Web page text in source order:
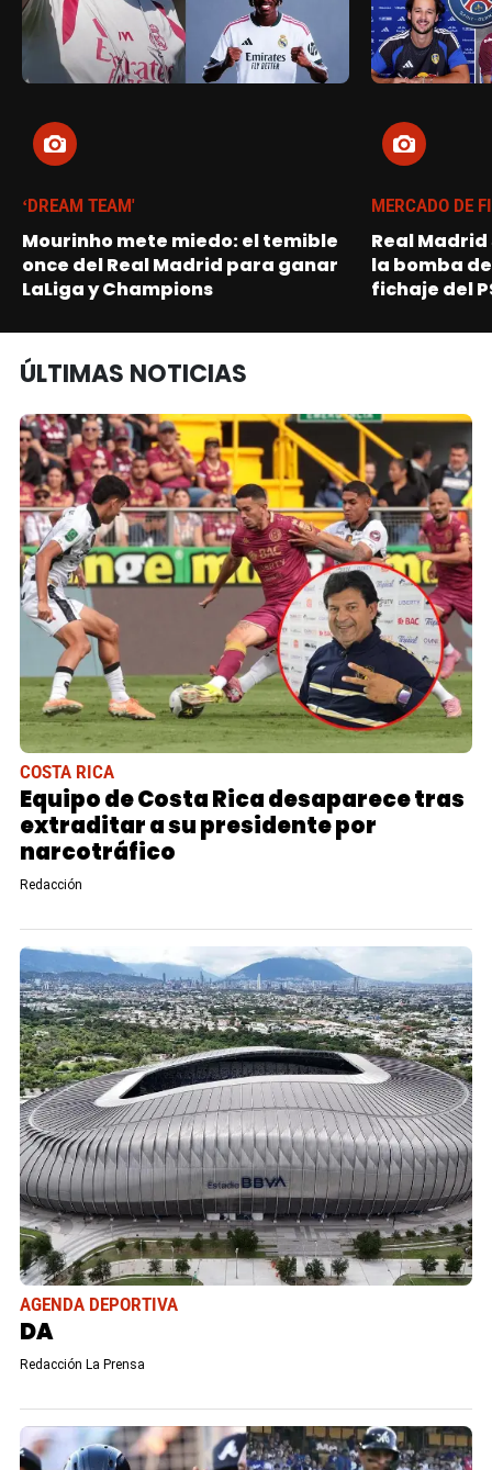
‘DREAM TEAM'
Mourinho mete miedo: el temible
once del Real Madrid para ganar
LaLiga y Champions
MERCADO DE
Real
la bomba
fichaje del
ÚLTIMAS NOTICIAS
COSTA RICA
Equipo de Costa Rica desaparece tras
extraditar a su presidente por
narcotráfico
Redacción
AGENDA DEPORTIVA
DA
Redacción La Prensa